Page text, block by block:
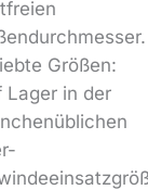
Größen:
Lager in der